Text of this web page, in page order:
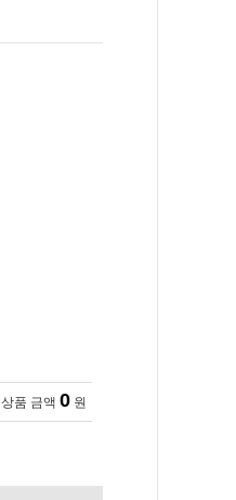
품 금액 0 원